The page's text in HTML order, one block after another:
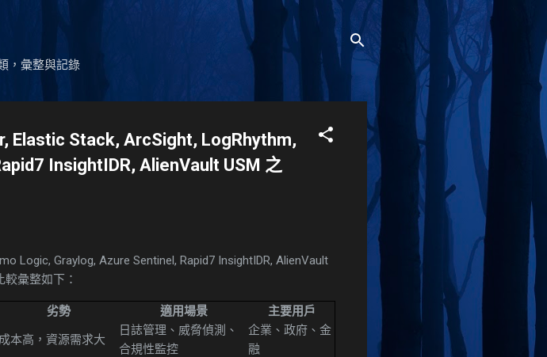
，彙整與記錄
Elastic Stack, ArcSight, LogRhythm,
InsightIDR, AlienVault USM 之
Logic, Graylog, Azure Sentinel, Rapid7 InsightIDR, AlienVault
彙整如下：
劣勢 適用場景
主要用戶
成本高，資源需求大
日誌管理、威脅偵測、
合規性監控
企業、政府、金
融